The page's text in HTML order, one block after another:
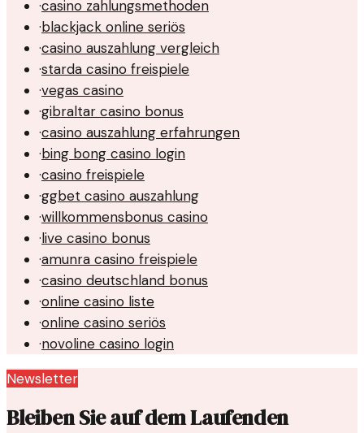
·casino zahlungsmethoden
·blackjack online seriös
·casino auszahlung vergleich
·starda casino freispiele
·vegas casino
·gibraltar casino bonus
·casino auszahlung erfahrungen
·bing bong casino login
·casino freispiele
·ggbet casino auszahlung
·willkommensbonus casino
·live casino bonus
·amunra casino freispiele
·casino deutschland bonus
·online casino liste
·online casino seriös
·novoline casino login
Newsletter
Bleiben Sie auf dem Laufenden